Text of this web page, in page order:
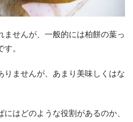
ませんが、一般的には柏餅の葉っ
。
りませんが、あまり美味しくはな
はどのような役割があるのか、